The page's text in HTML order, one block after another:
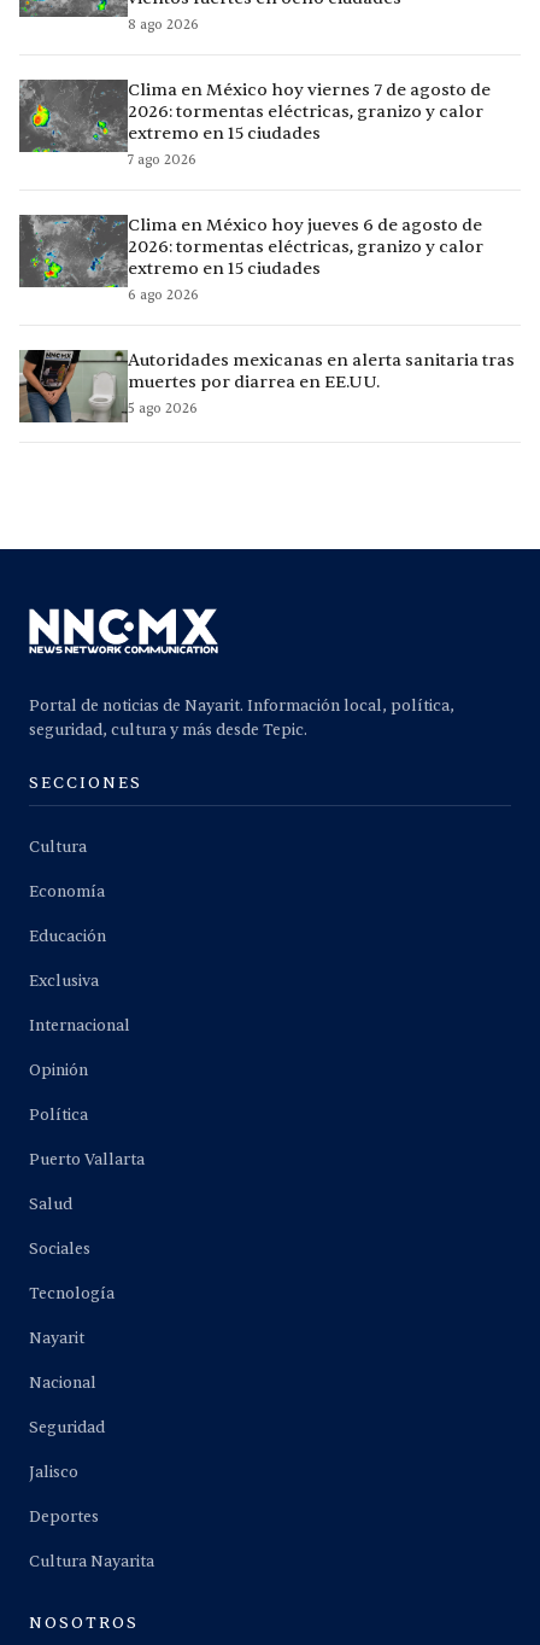
8 ago 2026
Clima en México hoy viernes 7 de agosto de
2026: tormentas eléctricas, granizo y calor
extremo en 15 ciudades
7 ago 2026
Clima en México hoy jueves 6 de agosto de
2026: tormentas eléctricas, granizo y calor
extremo en 15 ciudades
6 ago 2026
Autoridades mexicanas en alerta sanitaria tras
muertes por diarrea en EE.UU.
5 ago 2026
Portal de noticias de Nayarit. Información local, política,
seguridad, cultura y más desde Tepic.
SECCIONES
Cultura
Economía
Educación
Exclusiva
Internacional
Opinión
Política
Puerto Vallarta
Salud
Sociales
Tecnología
Nayarit
Nacional
Seguridad
Jalisco
Deportes
Cultura Nayarita
NOSOTROS